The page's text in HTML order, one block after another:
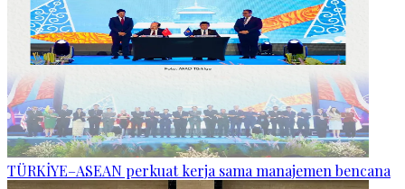
TÜRKİYE–ASEAN perkuat kerja sama manajemen bencana